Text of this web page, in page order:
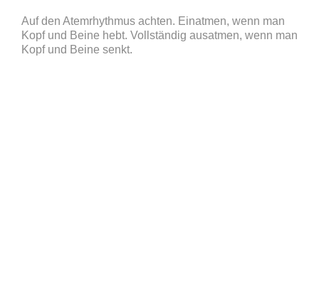
Auf den Atemrhythmus achten. Einatmen, wenn man
Kopf und Beine hebt. Vollständig ausatmen, wenn man
Kopf und Beine senkt.